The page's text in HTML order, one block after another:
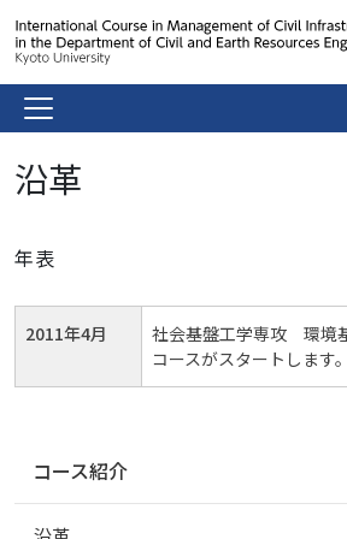
沿革
年表
2011年4月
社会基盤工学専攻 環境
コースがスタートします。
ゲ
コース紹介